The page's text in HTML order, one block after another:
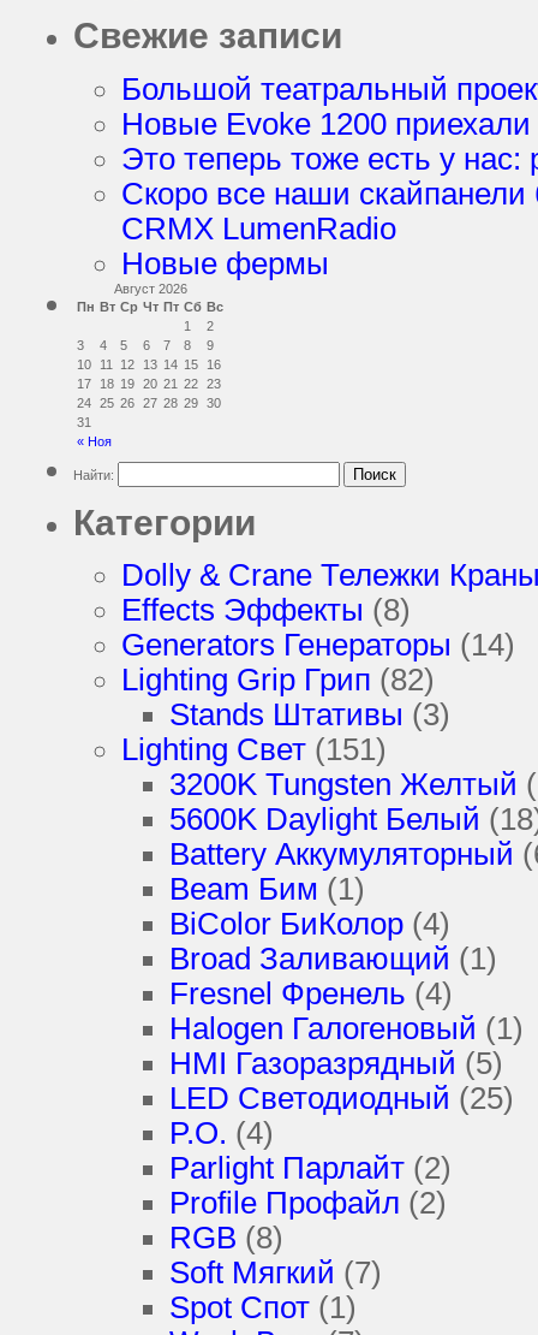
Свежие записи
Большой театральный
Новые Evoke 1200 приехали
Это теперь тоже есть у нас:
Скоро все наши скайпанели
CRMX LumenRadio
Новые фермы
Август 2026
Пн Вт Ср Чт Пт Сб Вс
« Ноя
1
2
3
4 5 6 7 8
9
10
11 12 13 14 15
16
17
18 19 20 21 22 23
24 25 26 27 28 29 30
31
Найти:
Категории
Dolly & Crane Тележки
Effects Эффекты (8)
Generators Генераторы (14)
Lighting Grip Грип (82)
Stands Штативы (3)
Lighting Свет (151)
3200K Tungsten Желтый
5600K Daylight Белый
Battery Аккумуляторный
Beam Бим (1)
BiColor БиКолор (4)
Broad Заливающий (1)
Fresnel Френель (4)
Halogen Галогеновый (1)
HMI Газоразрядный (5)
LED Светодиодный (25)
P.O. (4)
Parlight Парлайт (2)
Profile Профайл (2)
RGB (8)
Soft Мягкий (7)
Spot Спот (1)